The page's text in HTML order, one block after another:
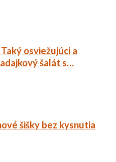
osviežujúci a
šalát s…
šišky bez kysnutia